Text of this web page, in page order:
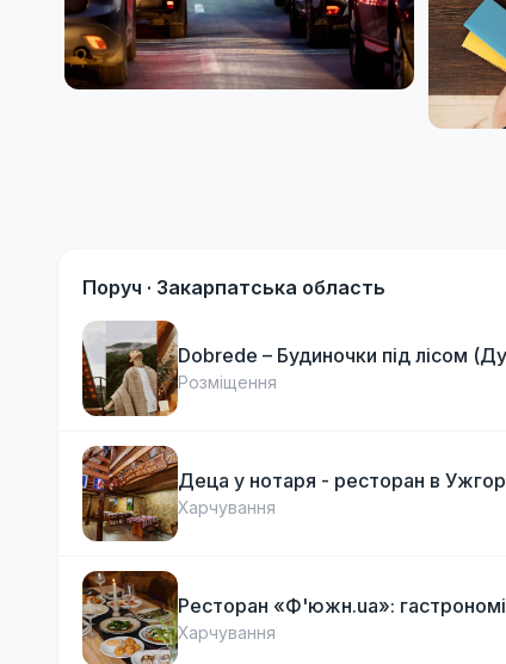
Поруч · Закарпатська область
Dobrede – Будиночки під лісом
Розміщення
Деца у нотаря - ресторан в
Харчування
Ресторан «Ф'южн.ua»:
Харчування